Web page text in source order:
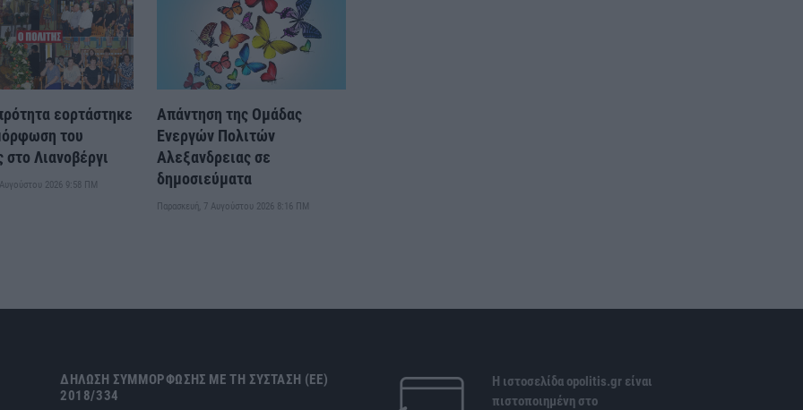
εορτάστηκε
του
Λιανοβέργι
2026 9:58 ΠΜ
Απάντηση της Ομάδας
Ενεργών Πολιτών
Αλεξανδρειας σε
δημοσιεύματα
Παρασκευή, 7 Αυγούστου 2026 8:16 ΠΜ
ΔΉΛΩΣΗ ΣΥΜΜΌΡΦΩΣΗΣ ΜΕ ΤΗ ΣΎΣΤΑΣΗ (ΕΕ)
2018/334
Η ιστοσελίδα opolitis.gr είναι
πιστοποιημένη στο